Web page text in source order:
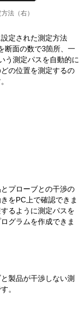
法（右）
定された測定方法
断面の数で3箇所、一
う測定パスを自動的に
の位置を測定するの
プローブとの干渉の
をPC上で確認できま
るように測定パスを
グラムを作成できま
製品が干渉しない測
。